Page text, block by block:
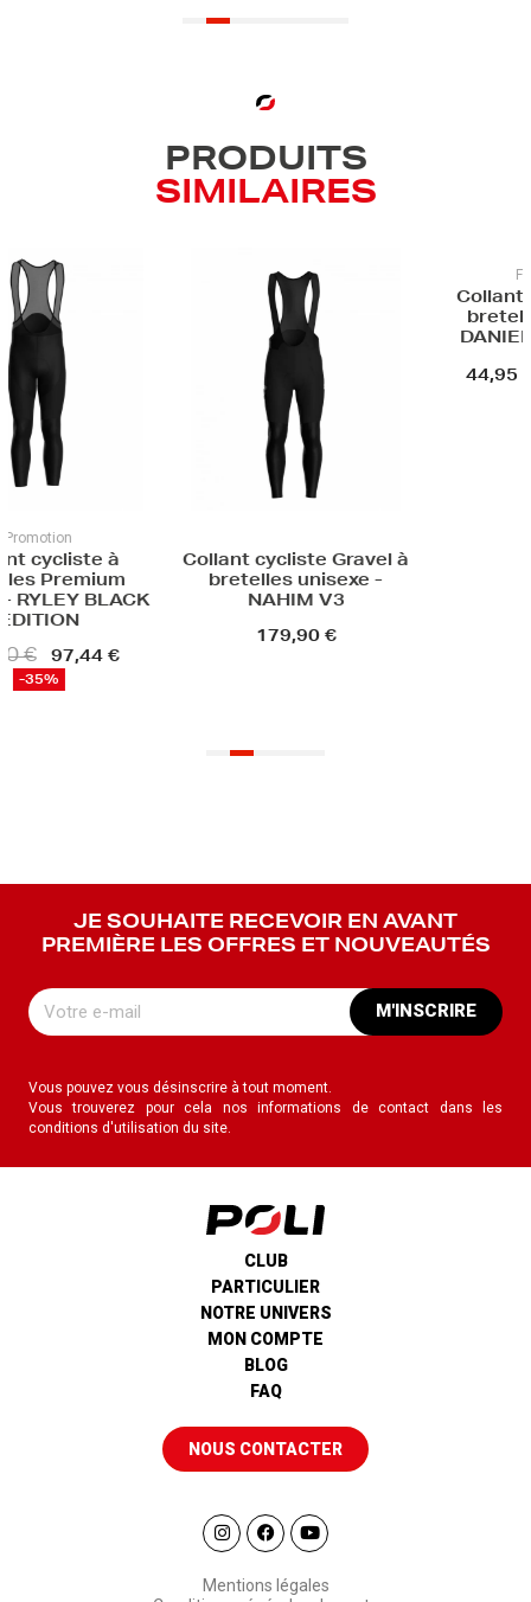
PRODUITS
SIMILAIRES
à
Premium
BLACK
97,44 €
Collant cycliste Gravel à
bretelles unisexe -
NAHIM V3
179,90 €
Fin
Collant
bretelles
DANIEL
44,95 €
JE SOUHAITE RECEVOIR EN AVANT
PREMIÈRE LES OFFRES ET NOUVEAUTÉS
M'INSCRIRE
Vous pouvez vous désinscrire à tout moment.
Vous trouverez pour cela nos informations de contact dans les
conditions d'utilisation du site.
CLUB
PARTICULIER
NOTRE UNIVERS
MON COMPTE
BLOG
FAQ
NOUS CONTACTER
Mentions légales